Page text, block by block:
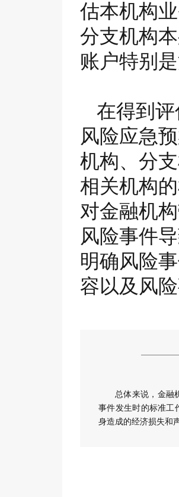
估本机构
分支机构
账户特别
在得到
风险应急
机构、分
相关机构
对金融机
风险事件
明确风险
容以及风
总体来说，金融
事件发生时的标准工
身造成的经济损失和